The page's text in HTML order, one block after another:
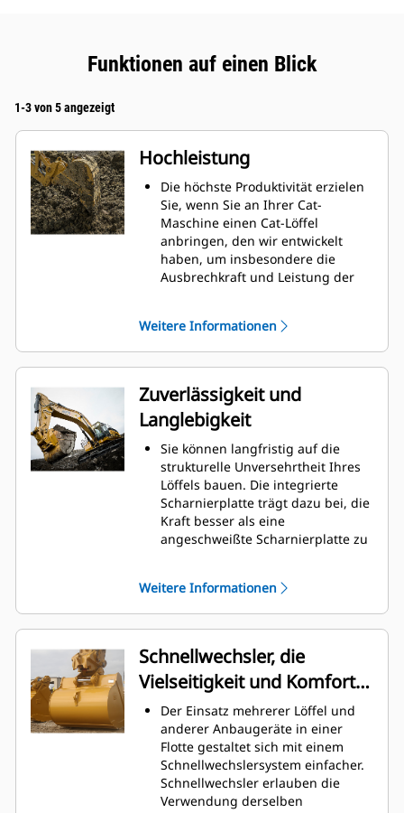
Funktionen auf einen Blick
1-3 von 5 angezeigt
Hochleistung
Die höchste Produktivität erzielen
Sie, wenn Sie an Ihrer Cat-
Maschine einen Cat-Löffel
anbringen, den wir entwickelt
haben, um insbesondere die
Ausbrechkraft und Leistung der
verbessert den Materialfluss in
den Löffel. Die zusätzliche
Rückenfreiheit verhindert ein
Schleifen der Unterseite des
Löffels, wodurch Wartungskosten
gesenkt werden.
Der Kraftstoffverbrauch ist beim
Graben am höchsten. Cat-Löffel
sind so ausgelegt, dass sie schnell
durch das Material schneiden,
wodurch die Betriebseffizienz der
Maschine insgesamt verbessert
wird.
Zeit geladen werden. Bei jeder
Weitere Informationen
Zuverlässigkeit und
Langlebigkeit
Sie können langfristig auf die
strukturelle Unversehrtheit Ihres
Löffels bauen. Die integrierte
Scharnierplatte trägt dazu bei, die
Kraft besser als eine
angeschweißte Scharnierplatte zu
abriebbeständigem Stahl
gefertigt, der vor allem für
Komponenten mit übermäßigem
Verschleiß gedacht ist.
Schützen Sie die wichtigsten
Bereiche des von hohem
Verschleiß betroffenen Löffels mit
Cat-Schneidwerkzeugen.
Die Cat® Advansys ™-
Schneidwerkzeuge bieten ein
höheres Eindringvermögen in das
Material und kürzere
Weitere Informationen
Schnellwechsler, die
Vielseitigkeit und Komfort
bieten
Der Einsatz mehrerer Löffel und
anderer Anbaugeräte in einer
Flotte gestaltet sich mit einem
Schnellwechslersystem einfacher.
Schnellwechsler erlauben die
Verwendung derselben